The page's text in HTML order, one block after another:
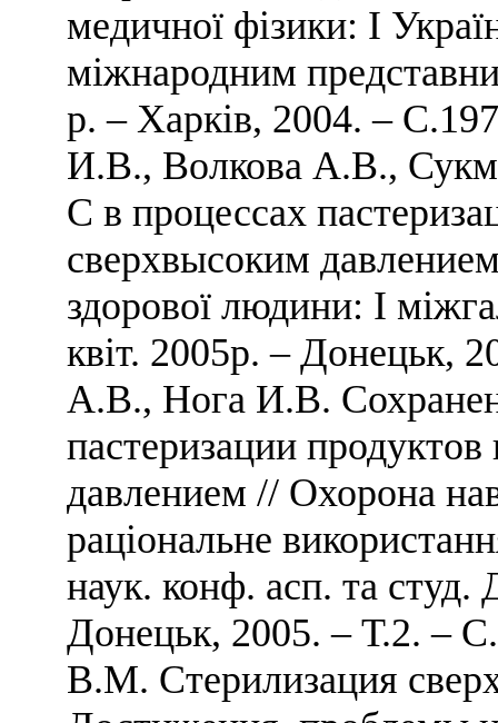
медичної фізики: І
міжнародним
р. – Xapків, 2004. –
И.В., Волкова А.В.,
С в процессах
сверхвысоким
здорової людини: І
квіт. 2005р. – Донецьк,
А.В., Нога И.В.
пастеризации
давлением // Охорона
раціональне
наук. конф. асп. та студ.
Донецьк, 2005. – Т.2. –
В.М. Стерилизация